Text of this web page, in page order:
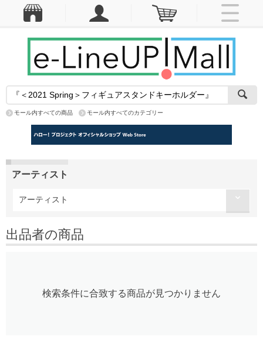
モール内すべての商品 モール内すべてのカテゴリー
アーティスト
アーティスト
出品者の商品
検索条件に合致する商品が見つかりません